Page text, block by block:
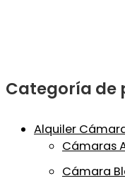
Categoría de
Alquiler
Cámaras
Cámara